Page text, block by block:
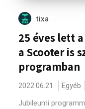
tixa
25 éves lett
a Scooter is
programban
2022.06.21. Egyéb
Jubileumi